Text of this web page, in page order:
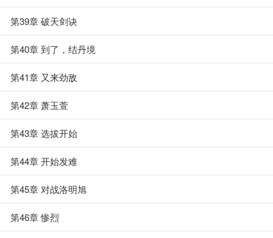
第39章 破天剑诀
第40章 到了，结丹境
第41章 又来劲敌
第42章 萧玉萱
第43章 选拔开始
第44章 开始发难
第45章 对战洛明旭
第46章 惨烈